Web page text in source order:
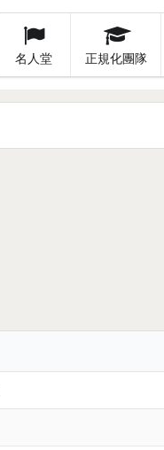
名人堂 正規化團隊